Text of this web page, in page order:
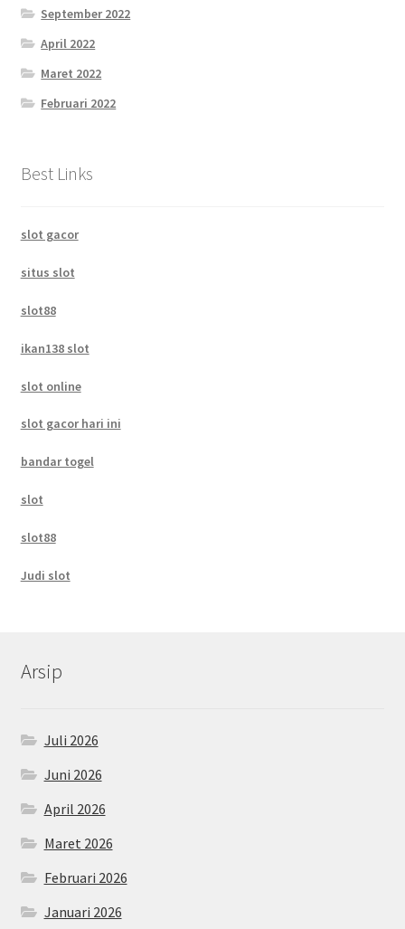
September 2022
April 2022
Maret 2022
Februari 2022
Best Links
slot gacor
situs slot
slot88
ikan138 slot
slot online
slot gacor hari ini
bandar togel
slot
slot88
Judi slot
Arsip
Juli 2026
Juni 2026
April 2026
Maret 2026
Februari 2026
Januari 2026